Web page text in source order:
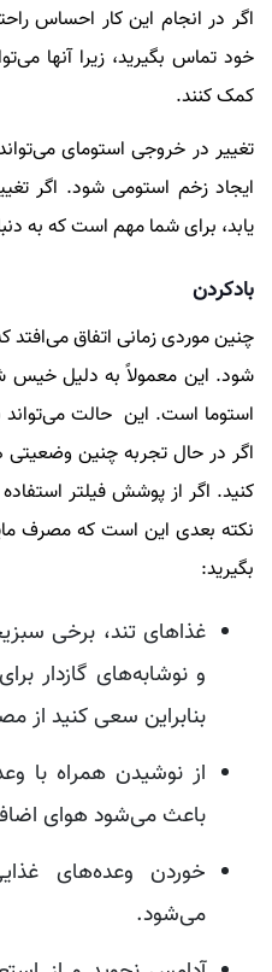
اگر در انجام این کار احساس
خود تماس بگیرید، زیرا آنها
کمک کنند.
تغییر در خروجی استومای
ایجاد زخم استومی شود. اگر
یابد، برای شما مهم است که به
بادکردن
چنین موردی زمانی اتفاق می‌افتد
شود. این معمولاً به دلیل
استوما است. این حالت
اگر در حال تجربه چنین وضعیتی
کنید. اگر از پوشش فیلتر
نکته بعدی این است که مصرف
بگیرید:
غذاهای تند، برخی
و نوشابه‌های گازدار
بنابراین سعی کنید از
از نوشیدن همراه با
باعث می‌شود هوای
خوردن وعده‌های
می‌شود.